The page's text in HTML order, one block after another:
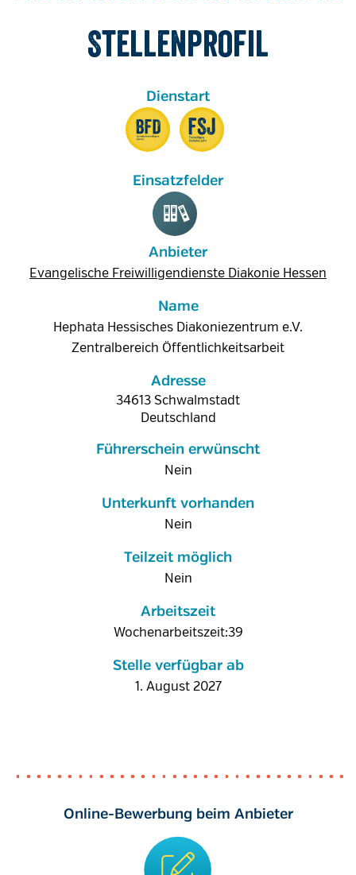
Stellenprofil
Anbieter
Evangelische Freiwilligendienste Diakonie Hessen
Name
Hephata Hessisches Diakoniezentrum e.V.
Zentralbereich Öffentlichkeitsarbeit
Adresse
34613 Schwalmstadt
Deutschland
Führerschein erwünscht
Nein
Unterkunft vorhanden
Nein
Teilzeit möglich
Nein
Arbeitszeit
Wochenarbeitszeit:39
Stelle verfügbar ab
1. August 2027
Online-Bewerbung beim Anbieter